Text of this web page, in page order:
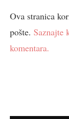
Ova stranica
pošte. Saznajte
komentara.